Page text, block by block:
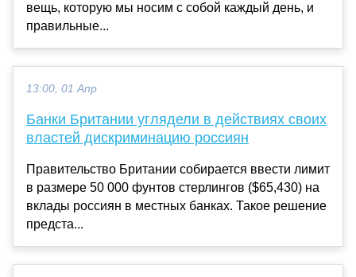
вещь, которую мы носим с собой каждый день, и
правильные...
13:00, 01 Апр
Банки Британии углядели в действиях своих
властей дискриминацию россиян
Правительство Британии собирается ввести лимит
в размере 50 000 фунтов стерлингов ($65,430) на
вклады россиян в местных банках. Такое решение
предста...